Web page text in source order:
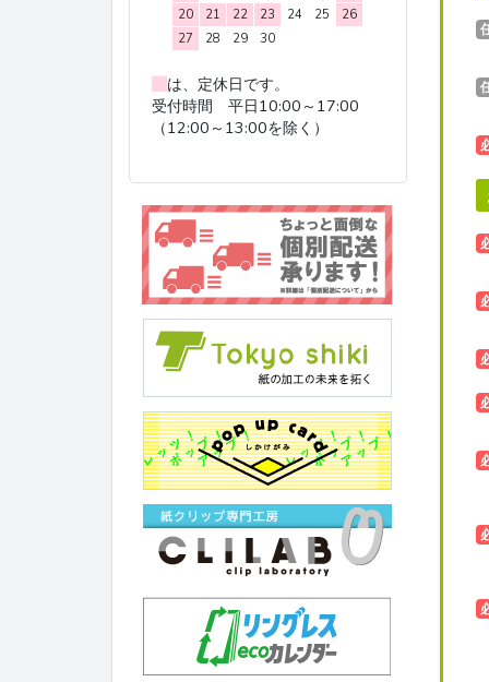
20
21 22 23 24 25
26
27
28 29 30
は、定休日です。
受付時間 平日10:00～17:00
（12:00～13:00を除く）